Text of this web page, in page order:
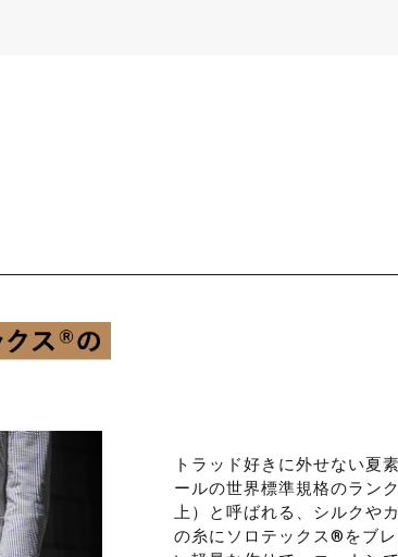
トラッド好きに外せない夏
ールの世界標準規格のラン
上）と呼ばれる、シルクや
の糸にソロテックス®をブ